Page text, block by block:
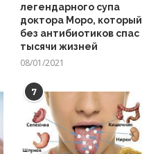
легендарного супа
доктора Моро, который
без антибиотиков спас
тысячи жизней
08/01/2021
7